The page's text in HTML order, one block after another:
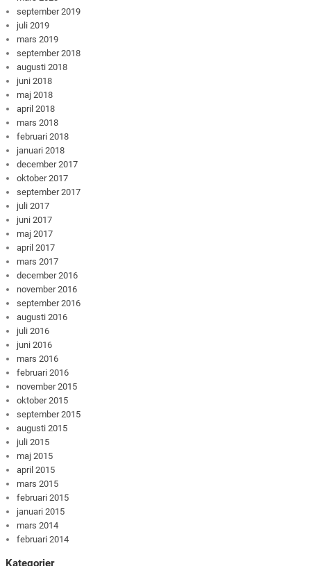
september 2019
juli 2019
mars 2019
september 2018
augusti 2018
juni 2018
maj 2018
april 2018
mars 2018
februari 2018
januari 2018
december 2017
oktober 2017
september 2017
juli 2017
juni 2017
maj 2017
april 2017
mars 2017
december 2016
november 2016
september 2016
augusti 2016
juli 2016
juni 2016
mars 2016
februari 2016
november 2015
oktober 2015
september 2015
augusti 2015
juli 2015
maj 2015
april 2015
mars 2015
februari 2015
januari 2015
mars 2014
februari 2014
Kategorier